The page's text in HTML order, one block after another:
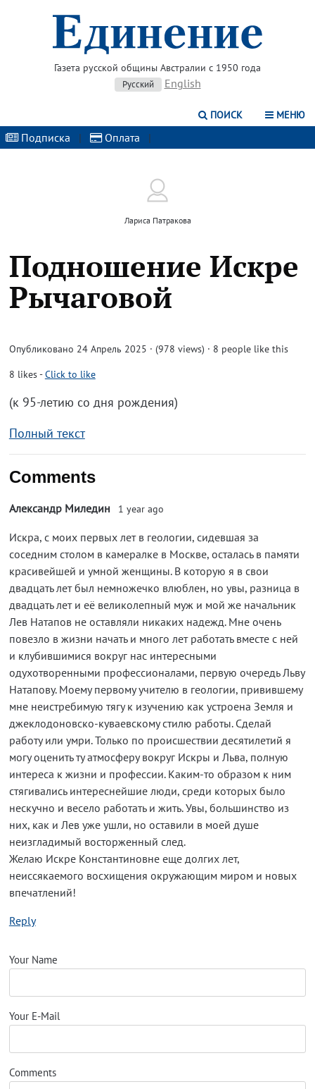
Газета русской общины Австралии с 1950 года
Русский English
ПОИСК МЕНЮ
Подписка | Оплата |
Лариса Патракова
Подношение Искре
Рычаговой
Опубликовано 24 Апрель 2025 · (978 views) · 8 people like this
8 likes-Click to like
(к 95-летию со дня рождения)
Полный текст
Comments
Александр Миледин 1 year ago
Искра, с моих первых лет в геологии, сидевшая за
соседним столом в камералке в Москве, осталась в памяти
красивейшей и умной женщины. В которую я в свои
двадцать лет был немножечко влюблен, но увы, разница в
двадцать лет и её великолепный муж и мой же начальник
Лев Натапов не оставляли никаких надежд. Мне очень
повезло в жизни начать и много лет работать вместе с ней
и клубившимися вокруг нас интересными
одухотворенными профессионалами, первую очередь Льву
Натапову. Моему первому учителю в геологии, привившему
мне неистребимую тягу к изучению как устроена Земля и
джеклодоновско-куваевскому стилю работы. Сделай
работу или умри. Только по происшествии десятилетий я
могу оценить ту атмосферу вокруг Искры и Льва, полную
интереса к жизни и профессии. Каким-то образом к ним
стягивались интереснейшие люди, среди которых было
нескучно и весело работать и жить. Увы, большинство из
них, как и Лев уже ушли, но оставили в моей душе
неизгладимый восторженный след.
Желаю Искре Константиновне еще долгих лет,
неиссякаемого восхищения окружающим миром и новых
впечатлений!
Reply
Your Name
Your E-Mail
Comments